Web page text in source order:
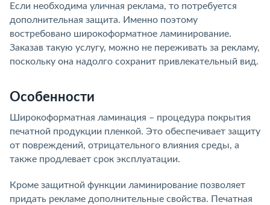
Если необходима уличная реклама, то потребуется
дополнительная защита. Именно поэтому
востребовано широкоформатное ламинирование.
Заказав такую услугу, можно не переживать за рекламу,
поскольку она надолго сохранит привлекательный вид.
Особенности
Широкоформатная ламинация – процедура покрытия
печатной продукции пленкой. Это обеспечивает защиту
от повреждений, отрицательного влияния среды, а
также продлевает срок эксплуатации.
Кроме защитной функции ламинирование позволяет
придать рекламе дополнительные свойства. Печатная